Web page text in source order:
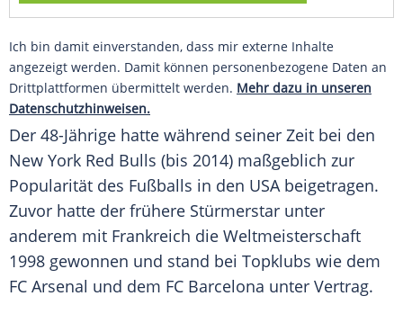
Ich bin damit einverstanden, dass mir externe Inhalte
angezeigt werden. Damit können personenbezogene Daten an
Drittplattformen übermittelt werden. Mehr dazu in unseren
Datenschutzhinweisen.
Der 48-Jährige hatte während seiner Zeit bei den
New York Red Bulls (bis 2014) maßgeblich zur
Popularität des Fußballs in den USA beigetragen.
Zuvor hatte der frühere Stürmerstar unter
anderem mit Frankreich die Weltmeisterschaft
1998 gewonnen und stand bei Topklubs wie dem
FC Arsenal und dem FC Barcelona unter Vertrag.